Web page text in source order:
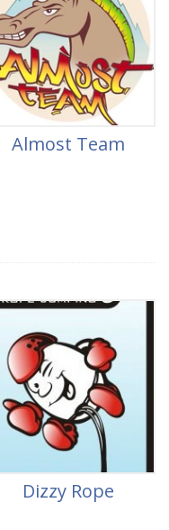
Almost Team
Dizzy Rope